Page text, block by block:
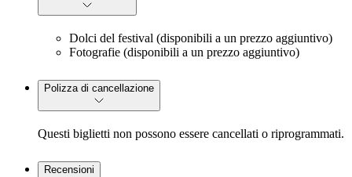
Dolci del festival (disponibili a un prezzo aggiuntivo)
Fotografie (disponibili a un prezzo aggiuntivo)
Polizza di cancellazione
Questi biglietti non possono essere cancellati o riprogrammati.
Recensioni